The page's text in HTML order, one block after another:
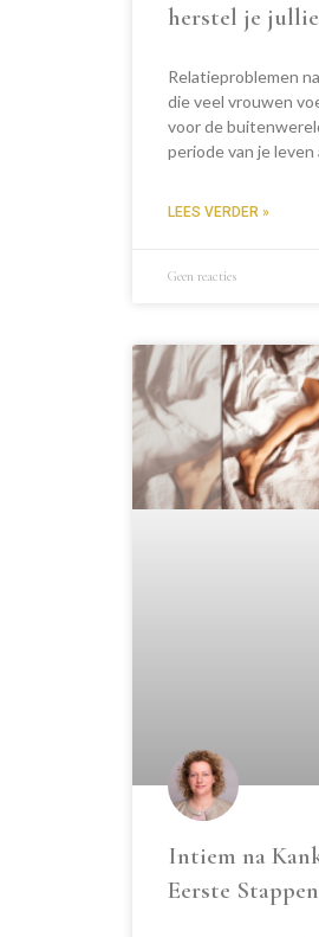
herstel je
Relatieproblemen
die veel vrouwen
voor de
periode van je
LEES VERDER »
Geen reacties
Intiem na
Eerste